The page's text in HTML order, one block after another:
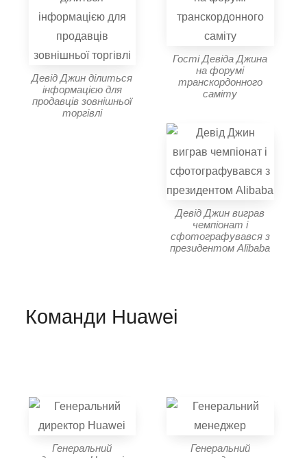
Девід Джин ділиться
інформацією для
продавців зовнішньої
торгівлі
Гості Девіда Джина
на форумі
транскордонного
саміту
Девід Джин виграв
чемпіонат і
сфотографувався з
президентом Alibaba
Команди Huawei
Генеральний
Генеральний